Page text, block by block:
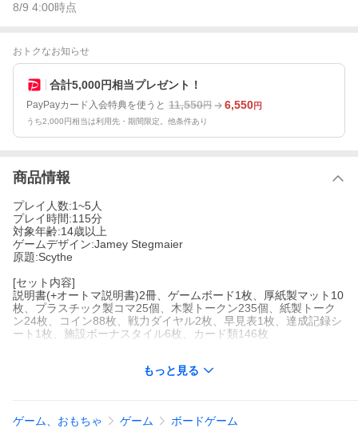
8/9 4:00時点
おトクなお知らせ
合計5,000円相当プレゼント！
PayPayカード入会特典を使うと 11,550円 6,550円
うち2,000円相当は利用先・期間限定。他条件あり
商品情報
プレイ人数:1~5人
プレイ時間:115分
対象年齢:14歳以上
ゲームデザイン:Jamey Stegmaier
原題:Scythe
[セット内容]
説明書(+オートマ説明書)2冊、ゲームボード1枚、厚紙製マット10
枚、プラスチック製コマ25個、木製トークン235個、紙製トーク
ン24枚、コイン88枚、戦力ダイヤル2枚、早見表1枚、達成記録シ
ート1枚、施設ボーナスタイル6枚、カード類146枚
ボードゲーム商品の「シュリンク（外装ビニール）破れ、パッケ
【商品説明】
もっと見る
ゲーム、おもちゃ ゲーム ボードゲーム